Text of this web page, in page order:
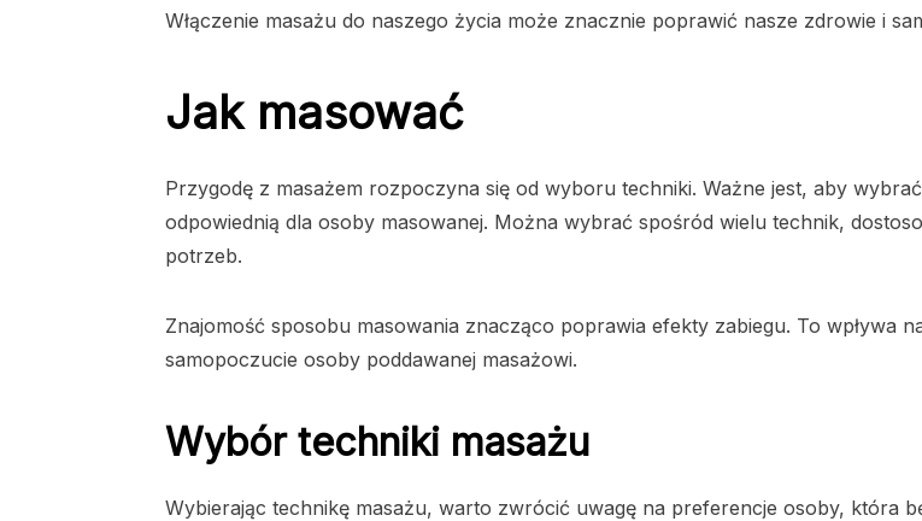
Włączenie masażu do naszego życia może znacznie poprawić nasze zdrowie i
Jak masować
Przygodę z masażem rozpoczyna się od wyboru techniki. Ważne jest, aby
odpowiednią dla osoby masowanej. Można wybrać spośród wielu technik,
potrzeb.
Znajomość sposobu masowania znacząco poprawia efekty zabiegu. To wpływa
samopoczucie osoby poddawanej masażowi.
Wybór techniki masażu
Wybierając technikę masażu, warto zwrócić uwagę na preferencje osoby, która